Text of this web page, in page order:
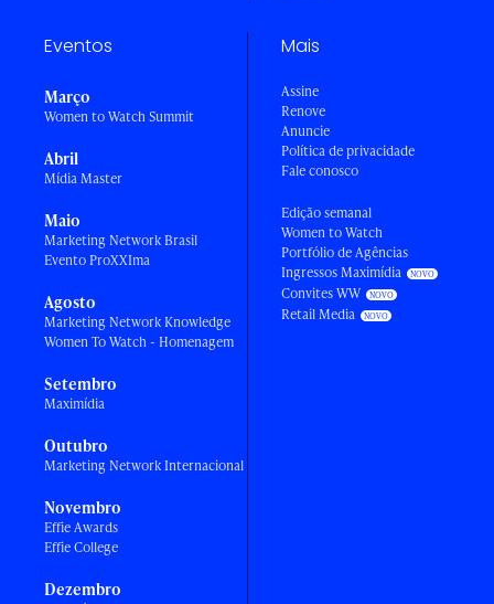
Eventos
Março
Women to Watch Summit
Abril
Mídia Master
Maio
Marketing Network Brasil
Evento ProXXIma
Agosto
Marketing Network Knowledge
Women To Watch - Homenagem
Setembro
Maximídia
Outubro
Marketing Network Internacional
Novembro
Effie Awards
Effie College
Dezembro
Mais
Assine
Renove
Anuncie
Política de privacidade
Fale conosco
Edição semanal
Women to Watch
Portfólio de Agências
Ingressos Maximídia
Convites WW
Retail Media